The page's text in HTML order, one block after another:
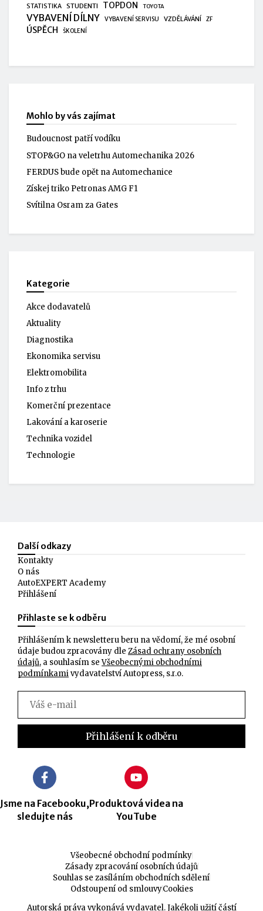
STATISTIKA STUDENTI TOPDON TOYOTA
VYBAVENÍ DÍLNY VYBAVENÍ SERVISU VZDĚLÁVÁNÍ ZF
ÚSPĚCH ŠKOLENÍ
Mohlo by vás zajímat
Budoucnost patří vodíku
STOP&GO na veletrhu Automechanika 2026
FERDUS bude opět na Automechanice
Získej triko Petronas AMG F1
Svítilna Osram za Gates
Kategorie
Akce dodavatelů
Aktuality
Diagnostika
Ekonomika servisu
Elektromobilita
Info z trhu
Komerční prezentace
Lakování a karoserie
Technika vozidel
Technologie
Další odkazy
Kontakty
O nás
AutoEXPERT Academy
Přihlášení
Přihlaste se k odběru
Přihlášením k newsletteru beru na vědomí, že mé osobní
údaje budou zpracovány dle Zásad ochrany osobních
údajů, a souhlasím seVšeobecnými obchodními
podmínkamivydavatelství Autopress, s.r.o.
Jsme na Facebooku,
sledujte nás
Produktová videa na
YouTube
Všeobecné obchodní podmínky
Zásady zpracování osobních údajů
Souhlas se zasíláním obchodních sdělení
Odstoupení od smlouvyCookies
Autorská práva vykonává vydavatel. Jakékoli užití částí